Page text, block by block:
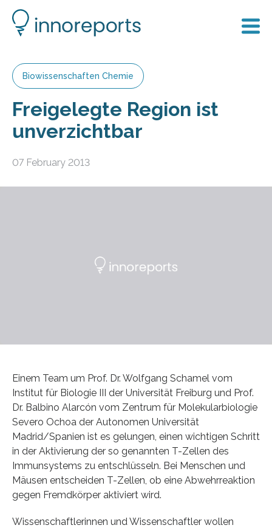
Biowissenschaften Chemie
Freigelegte Region ist
unverzichtbar
07 February 2013
Einem Team um Prof. Dr. Wolfgang Schamel vom
Institut für Biologie III der Universität Freiburg und Prof.
Dr. Balbino Alarcón vom Zentrum für Molekularbiologie
Severo Ochoa der Autonomen Universität
Madrid/Spanien ist es gelungen, einen wichtigen Schritt
in der Aktivierung der so genannten T-Zellen des
Immunsystems zu entschlüsseln. Bei Menschen und
Mäusen entscheiden T-Zellen, ob eine Abwehrreaktion
gegen Fremdkörper aktiviert wird.
Wissenschaftlerinnen und Wissenschaftler wollen